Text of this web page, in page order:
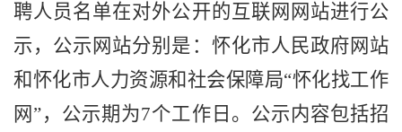
聘人员名单在对外公开的互联网网站进行公
示，公示网站分别是：怀化市人民政府网站
和怀化市人力资源和社会保障局“怀化找工作
网”，公示期为7个工作日。公示内容包括招